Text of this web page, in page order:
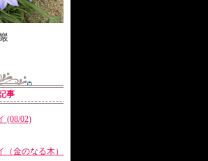
事
(08/02)
金のなる木）